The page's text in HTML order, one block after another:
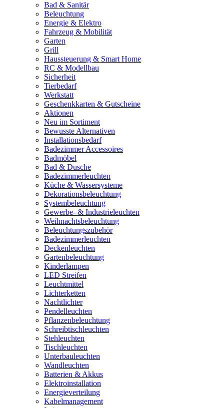
Bad & Sanitär
Beleuchtung
Energie & Elektro
Fahrzeug & Mobilität
Garten
Grill
Haussteuerung & Smart Home
RC & Modellbau
Sicherheit
Tierbedarf
Werkstatt
Geschenkkarten & Gutscheine
Aktionen
Neu im Sortiment
Bewusste Alternativen
Installationsbedarf
Badezimmer Accessoires
Badmöbel
Bad & Dusche
Badezimmerleuchten
Küche & Wassersysteme
Dekorationsbeleuchtung
Systembeleuchtung
Gewerbe- & Industrieleuchten
Weihnachtsbeleuchtung
Beleuchtungszubehör
Badezimmerleuchten
Deckenleuchten
Gartenbeleuchtung
Kinderlampen
LED Streifen
Leuchtmittel
Lichterketten
Nachtlichter
Pendelleuchten
Pflanzenbeleuchtung
Schreibtischleuchten
Stehleuchten
Tischleuchten
Unterbauleuchten
Wandleuchten
Batterien & Akkus
Elektroinstallation
Energieverteilung
Kabelmanagement